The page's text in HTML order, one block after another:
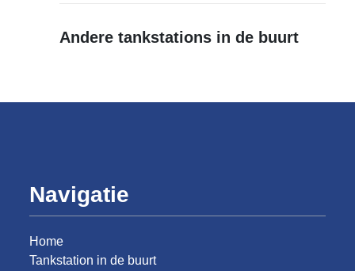
Andere tankstations in de buurt
Navigatie
Home
Tankstation in de buurt